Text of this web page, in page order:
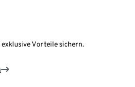
Vorteile sichern.